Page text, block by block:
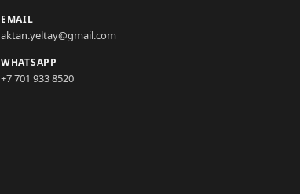
EMAIL
aktan.yeltay@gmail.com
WHATSAPP
+7 701 933 8520